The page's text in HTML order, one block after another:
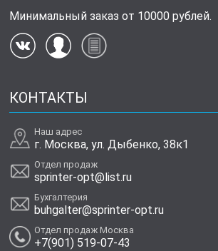
Минимальный заказ от 10000 рублей.
КОНТАКТЫ
Наш адрес
г. Москва, ул. Дыбенко, 38к1
Отдел продаж
sprinter-opt@list.ru
Бухгалтерия
buhgalter@sprinter-opt.ru
Отдел продаж Москва
+7(901) 519-07-43